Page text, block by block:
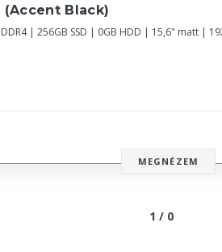
(Accent Black)
| 256GB SSD | 0GB HDD | 15,6" matt |
MEGNÉZEM
1 / 0